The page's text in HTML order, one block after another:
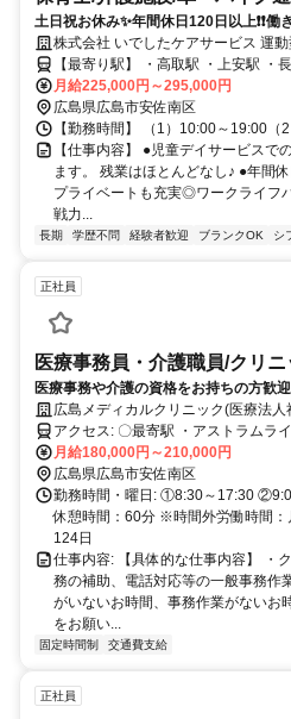
土日祝お休み✨年間休日120日以上❗️❗️
ービスでのお仕事⭐
株式会社 いでしたケアサービス 運
【最寄り駅】 ・高取駅 ・上安駅 ・
月給225,000円～295,000円
広島県広島市安佐南区
【勤務時間】 （1）10:00～19:00（
【仕事内容】 ●児童デイサービスで
ます。 残業はほとんどなし♪ ●年間
プライベートも充実◎ワークライフ
戦力...
長期 学歴不問 経験者歓迎 ブランクOK シ
正社員
医療事務員・介護職員/クリニ
医療事務や介護の資格をお持ちの方歓
み/マイカー通勤OK
広島メディカルクリニック(医療法
アクセス: 〇最寄駅 ・アストラムライン「高取駅」から徒歩1分でア
クセス便利です！ ※交通費支給！ ※車通勤OK！バイク通勤OK！ ※
駅近5分以内！
月給180,000円～210,000円
広島県広島市安佐南区
勤務時間・曜日: ①8:30～17:30
休憩時間：60分 ※時間外労働時間
124日
仕事内容: 【具体的な仕事内容】 ・
務の補助、電話対応等の一般事務作
がいないお時間、事務作業がないお
をお願い...
固定時間制 交通費支給
正社員